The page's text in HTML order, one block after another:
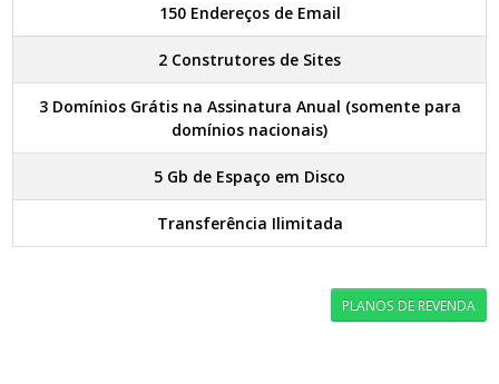
150 Endereços de Email
2 Construtores de Sites
3 Domínios Grátis na Assinatura Anual (somente para
domínios nacionais)
5 Gb de Espaço em Disco
Transferência Ilimitada
PLANOS DE REVENDA